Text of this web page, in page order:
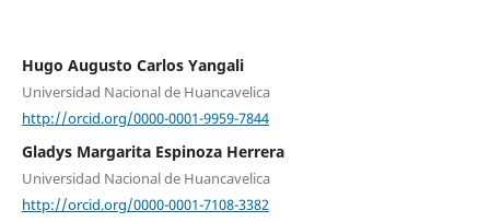
Hugo Augusto Carlos Yangali
Universidad Nacional de Huancavelica
http://orcid.org/0000-0001-9959-7844
Gladys Margarita Espinoza Herrera
Universidad Nacional de Huancavelica
http://orcid.org/0000-0001-7108-3382